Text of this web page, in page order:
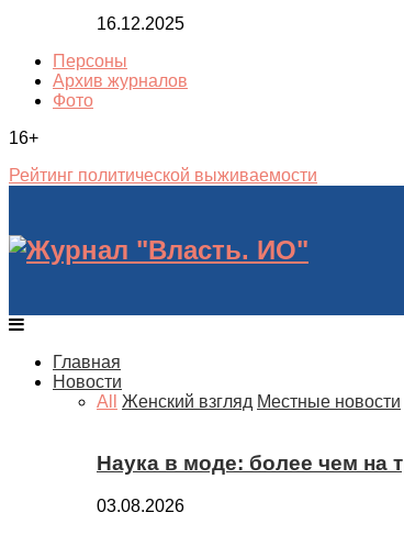
16.12.2025
Персоны
Архив журналов
Фото
16+
Рейтинг политической выживаемости
Главная
Новости
All
Женский взгляд Местные новости
Наука в моде: более чем на
03.08.2026